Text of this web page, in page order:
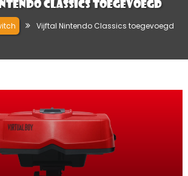
Classics toegevoegd
Vijftal Nintendo Classics toegevoegd